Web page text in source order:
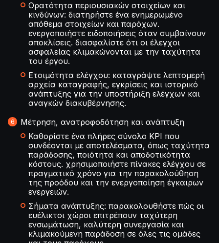
Ορατότητα περιουσιακών στοιχείων και
κινδύνων: διατηρήστε ένα ενημερωμένο
απόθεμα στοιχείων και παρόχων.
ενεργοποιήστε ειδοποιήσεις όταν συμβαίνουν
αποκλίσεις. διασφαλίστε ότι οι έλεγχοι
ασφαλείας κλιμακώνονται με την ταχύτητα
του έργου.
Ετοιμότητα ελέγχου: καταγράψτε λεπτομερή
αρχεία καταγραφής, εγκρίσεις και ιστορικό
ανάπτυξης για την υποστήριξη ελέγχων και
αναγκών διακυβέρνησης.
Μέτρηση, ανατροφοδότηση και ανάπτυξη
Καθορίστε ένα πλήρες σύνολο KPI που
συνδέονται με αποτελέσματα, όπως ταχύτητα
παράδοσης, ποιότητα και αποδοτικότητα
κόστους. χρησιμοποιήστε πίνακες ελέγχου σε
πραγματικό χρόνο για την παρακολούθηση
της προόδου και την ενεργοποίηση έγκαιρων
ενεργειών.
Σήματα ανάπτυξης: παρακολουθήστε πώς οι
ευέλικτοι χώροι επιτρέπουν ταχύτερη
ενσωμάτωση, καλύτερη συνεργασία και
κλιμακούμενη παράδοση σε όλες τις ομάδες